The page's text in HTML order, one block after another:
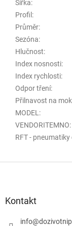
Šířka:
Profil :
Průměr:
Sezóna:
Hlučnost:
Index nosnosti:
Index rychlosti:
Odpor tření:
Přilnavost na
MODEL :
VENDORITEMNO:
RFT -
Kontakt
info@